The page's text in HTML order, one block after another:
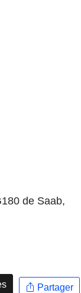
de Saab,
Partager